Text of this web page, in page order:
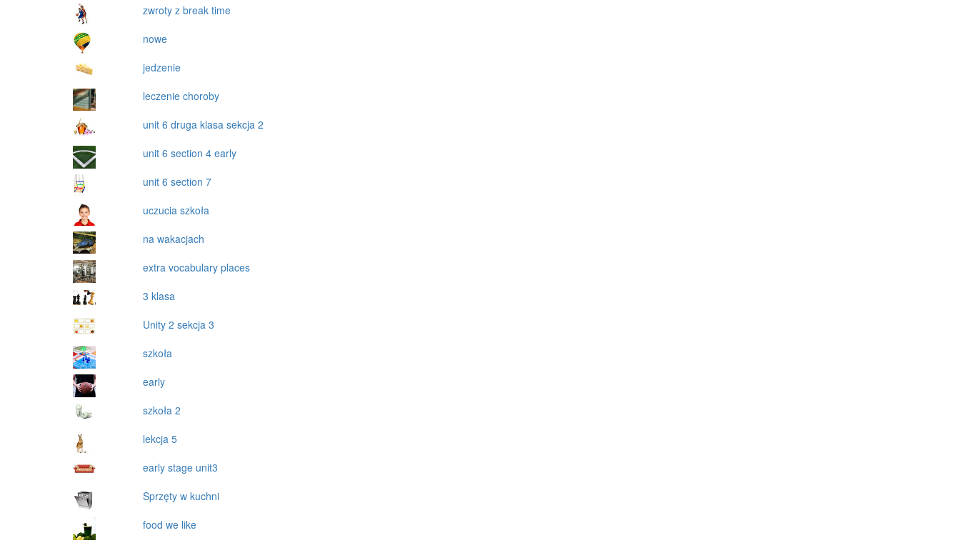
zwroty z break time
nowe
jedzenie
leczenie choroby
unit 6 druga klasa sekcja 2
unit 6 section 4 early
unit 6 section 7
uczucia szkoła
na wakacjach
extra vocabulary places
3 klasa
Unity 2 sekcja 3
szkoła
early
szkoła 2
lekcja 5
early stage unit3
Sprzęty w kuchni
food we like